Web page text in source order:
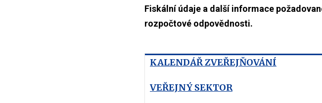
Fiskální údaje a další informace
rozpočtové odpovědnosti.
KALENDÁŘ ZVEŘEJŇOVÁNÍ
VEŘEJNÝ SEKTOR